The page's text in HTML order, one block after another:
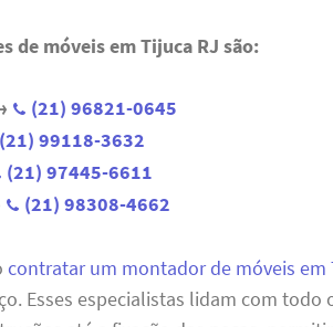
de móveis em Tijuca RJ são:
(21) 96821-0645
(21) 99118-3632
(21) 97445-6611
(21) 98308-4662
contratar um montador de móveis em
Esses especialistas lidam com todo